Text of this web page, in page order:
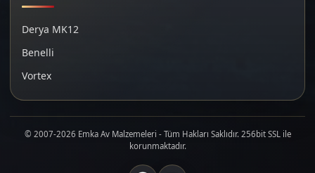
Derya MK12
Benelli
Vortex
© 2007-2026 Emka Av Malzemeleri - Tüm Hakları Saklıdır. 256bit SSL ile
korunmaktadır.